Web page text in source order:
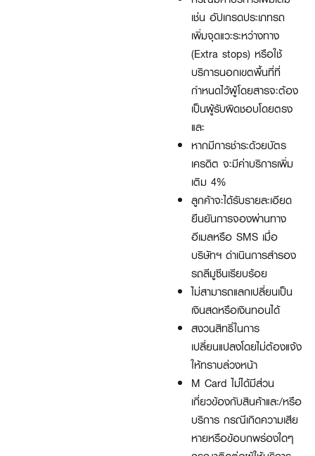
เช่น อัปเกรดประเภทรถ
เพิ่มจุดแวะระหว่างทาง
(Extra stops) หรือใช้
บริการนอกเขตพื้นที่ที่
กำหนดไว้ผู้โดยสารจะต้อง
เป็นผู้รับผิดชอบโดยตรง
และ
หากมีการชำระด้วยบัตร
เครดิต จะมีค่าบริการเพิ่ม
เติม 4%
ลูกค้าจะได้รับรายละเอียด
ยืนยันการจองผ่านทาง
อีเมลหรือ SMS เมื่อ
บริษัทฯ ดำเนินการสำรอง
รถลีมูซีนเรียบร้อย
ไม่สามารถแลกเปลี่ยนเป็น
เงินสดหรือเงินทอนได้
สงวนสิทธิ์ในการ
เปลี่ยนแปลงโดยไม่ต้องแจ้ง
ให้ทราบล่วงหน้า
M Card ไม่ได้มีส่วน
เกี่ยวข้องกับสินค้าและ/หรือ
บริการ กรณีเกิดความเสีย
หายหรือข้อบกพร่องใดๆ